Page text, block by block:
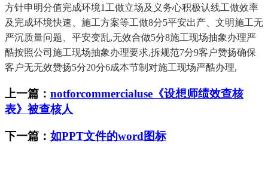
方针申明分值完成环境1工做立场及义务心积极认线工做效率
及完成环境快速、施工方案等工做8分5平安出产、文明施工无
严沉质量问题、平安变乱,无效合做5分8施工现场抽象办理严
酷按照公司施工现场抽象办理要求,拆规范7分9客户赞扬确保
客户无无效赞扬5分20分6成本节制对施工现场严酷办理,
上一篇： notforcommercialuse《设想师绩效查核
表》被查核人
下一篇： 如PPT文件的word图标